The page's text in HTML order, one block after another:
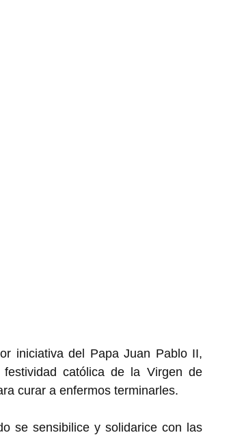
iniciativa del Papa Juan Pablo II,
católica de la Virgen de
curar a enfermos terminarles.
se sensibilice y solidarice con las